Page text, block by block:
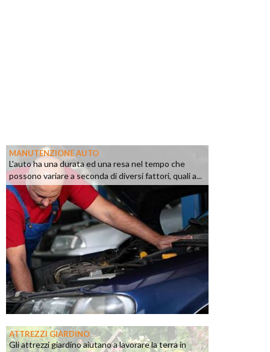
MANUTENZIONE AUTO
L'auto ha una durata ed una resa nel tempo che
possono variare a seconda di diversi fattori, quali a...
ATTREZZI GIARDINO
Gli attrezzi giardino aiutano a lavorare la terra in